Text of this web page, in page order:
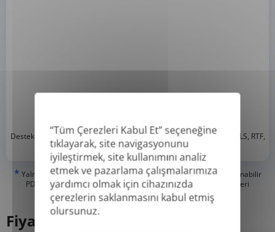
“Tüm Çerezleri Kabul Et” seçeneğine
tıklayarak, site navigasyonunu
iyileştirmek, site kullanımını analiz
etmek ve pazarlama çalışmalarımıza
yardımcı olmak için cihazınızda
çerezlerin saklanmasını kabul etmiş
olursunuz.
Desteklenen formatlar: DOC, DOCX, ODT, PDF*, CSV, PPTX, XLSX, XLS, RTF,
TXT
* Yalnızca 'Gerçek' veya dijital olarak oluşturulmuş PDF'leri ve Aranabilir
PDF'leri çevirebiliriz, ancak 'Sadece Resim' veya taranmış PDF'leri
çeviremeyiz.
Fiyatlandırma